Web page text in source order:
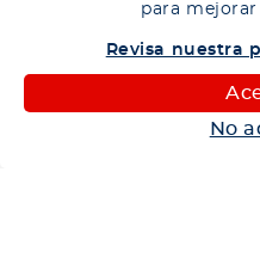
para
Revisa nuestra
No